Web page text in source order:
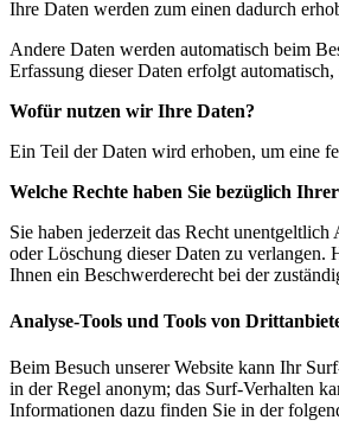
Ihre Daten werden zum einen dadurch
Andere Daten werden automatisch beim
Erfassung dieser Daten erfolgt
Wofür nutzen wir Ihre Daten?
Ein Teil der Daten wird erhoben, um eine
Welche Rechte haben Sie bezüglich
Sie haben jederzeit das Recht
oder Löschung dieser Daten zu verlangen.
Ihnen ein Beschwerderecht bei der
Analyse-Tools und Tools von
Beim Besuch unserer Website kann Ihr
in der Regel anonym; das Surf-Verhalten
Informationen dazu finden Sie in der